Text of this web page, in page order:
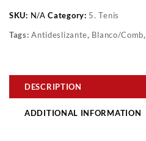
SKU: N/A Category: 5. Tenis
Tags:Antideslizante, Blanco/Comb,
DESCRIPTION
ADDITIONAL INFORMATION